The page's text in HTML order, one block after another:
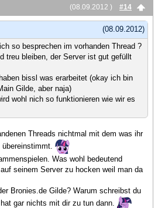
(08.09.2012 )
#14
(08.09.2012)
so besprechen im vorhanden Thread ?
treu bleiben, der Server ist gut gefüllt
bissl was erarbeitet (okay ich bin
Gilde, aber naja)
wohl nich so funktionieren wie wir es
Threads nichtmal mit dem was ihr
Was wohl bedeutend
seinem Server zu hocken weil man da
Bronies.de Gilde? Warum schreibst du
gar nichts mit dir zu tun dann.